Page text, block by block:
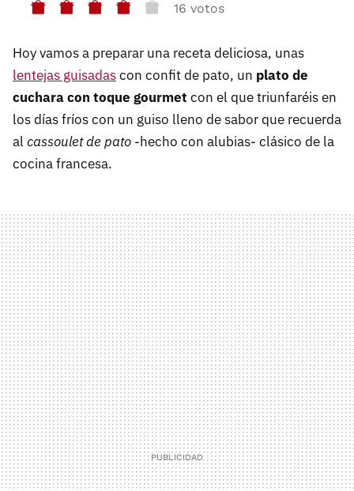
16 votos
Hoy vamos a preparar una receta deliciosa, unas
lentejas guisadascon confit de pato, un plato de
cuchara con toque gourmet con el que triunfaréis en
los días fríos con un guiso lleno de sabor que recuerda
al cassoulet de pato -hecho con alubias- clásico de la
cocina francesa.